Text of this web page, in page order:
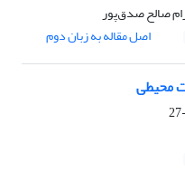
صالح صدق‌پور
اصل مقاله به زبان دوم
محیطی